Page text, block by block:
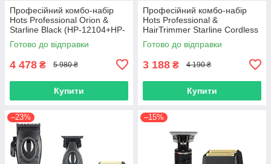
Професійний комбо-набір
Hots Professional Orion &
Starline Black (HP-12104+HP-
12108)
Готово до відправки
4 478 ₴ 5 980 ₴
Купити
Професійний комбо-набір
Hots Professional &
HairTrimmer Starline Cordless
,Black (HP-12108+HP2012-
BK)
Готово до відправки
3 188 ₴ 4 190 ₴
Купити
–23% –15%